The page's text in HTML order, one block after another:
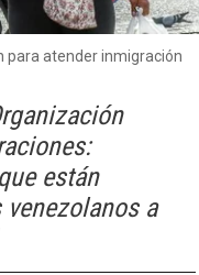
para atender inmigración
están
a